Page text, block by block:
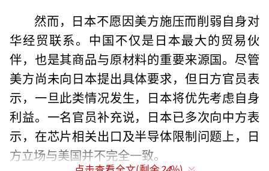
然而，日本不愿因美方施压而削弱自身对
华经贸联系。中国不仅是日本最大的贸易伙
伴，也是其商品与原材料的重要来源国。尽管
美方尚未向日本提出具体要求，但日方官员表
示，一旦此类情况发生，日本将优先考虑自身
利益。一名官员补充说，日本已多次向中方表
示，在芯片相关出口及半导体限制问题上，日
方立场与美国并不完全一致。